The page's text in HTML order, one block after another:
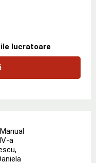
lucratoare